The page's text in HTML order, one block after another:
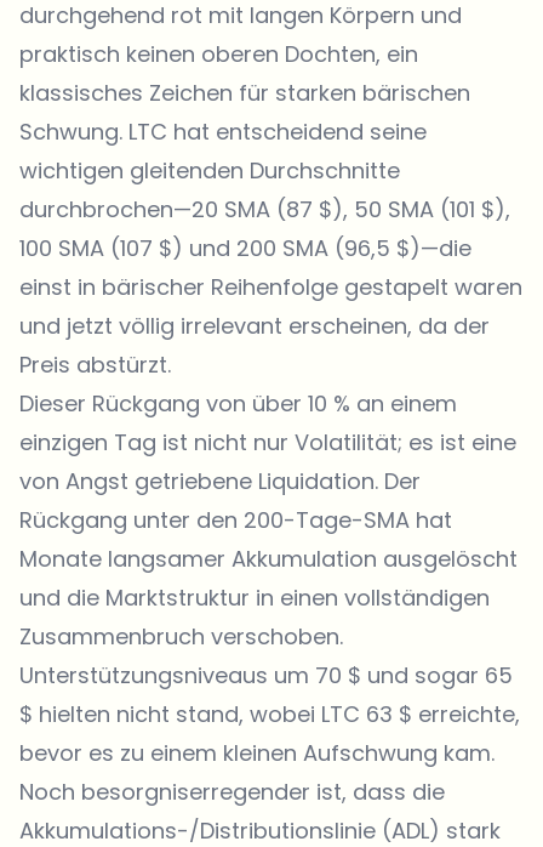
durchgehend rot mit langen Körpern und
praktisch keinen oberen Dochten, ein
klassisches Zeichen für starken bärischen
Schwung. LTC hat entscheidend seine
wichtigen gleitenden Durchschnitte
durchbrochen—20 SMA (87 $), 50 SMA (101 $),
100 SMA (107 $) und 200 SMA (96,5 $)—die
einst in bärischer Reihenfolge gestapelt waren
und jetzt völlig irrelevant erscheinen, da der
Preis abstürzt.
Dieser Rückgang von über 10 % an einem
einzigen Tag ist nicht nur Volatilität; es ist eine
von Angst getriebene Liquidation. Der
Rückgang unter den 200-Tage-SMA hat
Monate langsamer Akkumulation ausgelöscht
und die Marktstruktur in einen vollständigen
Zusammenbruch verschoben.
Unterstützungsniveaus um 70 $ und sogar 65
$ hielten nicht stand, wobei LTC 63 $ erreichte,
bevor es zu einem kleinen Aufschwung kam.
Noch besorgniserregender ist, dass die
Akkumulations-/Distributionslinie (ADL) stark